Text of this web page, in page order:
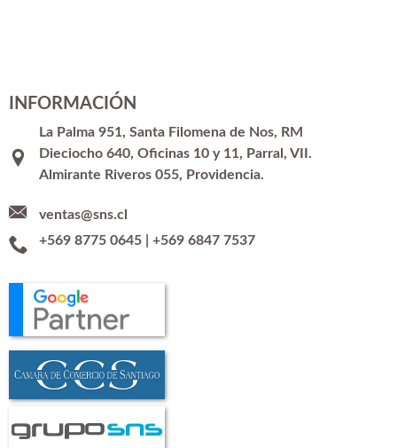
INFORMACIÓN
La Palma 951, Santa Filomena de Nos, RM
Dieciocho 640, Oficinas 10 y 11, Parral, VII.
Almirante Riveros 055, Providencia.
ventas@sns.cl
+569 8775 0645| +569 6847 7537